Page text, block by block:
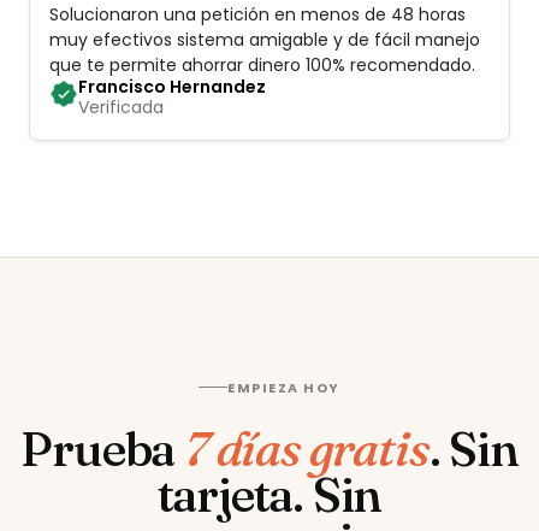
Solucionaron una petición en menos de 48 horas
muy efectivos sistema amigable y de fácil manejo
que te permite ahorrar dinero 100% recomendado.
Francisco Hernandez
Verificada
EMPIEZA HOY
Prueba 7 días gratis. Sin
tarjeta. Sin